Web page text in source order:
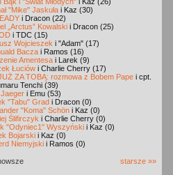
"Mike" Jaskuła i Kaz (30)
i Dracon (22)
„Arctus” Kowalski i Dracon (25)
i TDC (15)
Wojcieszek i "Adam" (17)
Bacza i Ramos (16)
Amentesa i Larek (9)
Łuciów i Charlie Cherry (17)
ZA TOBĄ: rozmowa z Bobem Pape i cpt.
Tenchi (39)
i Emu (53)
"Tabu" Grad i Dracon (0)
"Koma" Schön i Kaz (0)
Ślifirczyk i Charlie Cherry (0)
"Odyniec1" Wyszyński i Kaz (0)
Bojarski i Kaz (0)
Niemyjski i Ramos (0)
starsze »»